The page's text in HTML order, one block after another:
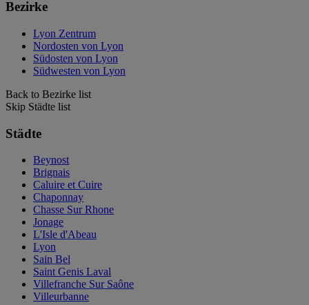
Bezirke
Lyon Zentrum
Nordosten von Lyon
Südosten von Lyon
Südwesten von Lyon
Back to Bezirke list
Skip Städte list
Städte
Beynost
Brignais
Caluire et Cuire
Chaponnay
Chasse Sur Rhone
Jonage
L'Isle d'Abeau
Lyon
Sain Bel
Saint Genis Laval
Villefranche Sur Saône
Villeurbanne